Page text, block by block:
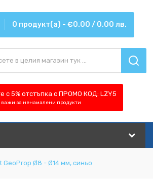
0 продукт(а) - €0.00 / 0.00 лв.
с 5% отстъпка с ПРОМО КОД: LZY5
важи за ненамалени продукти
GeoProp Ø8 - Ø14 мм, синьо